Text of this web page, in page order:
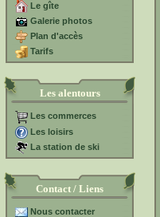
Le gîte
Galerie photos
Plan d'accès
Tarifs
Les alentours
Les commerces
Les loisirs
La station de ski
Contact / Liens
Nous contacter